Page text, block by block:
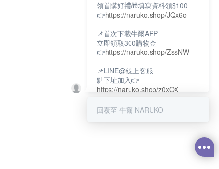
領首購好禮🎁填寫資料領$100
👉https://naruko.shop/JQx6o
📌首次下載牛爾APP
立即領取300購物金
👉https://naruko.shop/ZssNW
📌LINE@線上客服
點下址加入👉
https://naruko.shop/z0xOX
📌電話客服：02-26581707
回覆至 牛爾 NARUKO